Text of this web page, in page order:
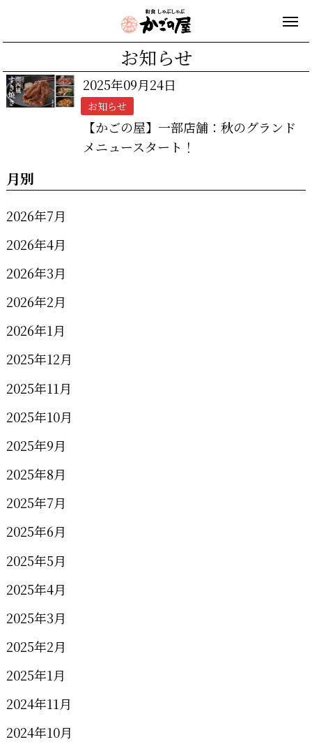
お知らせ
2025年09月24日
お知らせ
【かごの屋】一部店舗：秋のグランド
メニュースタート！
月別
2026年7月
2026年4月
2026年3月
2026年2月
2026年1月
2025年12月
2025年11月
2025年10月
2025年9月
2025年8月
2025年7月
2025年6月
2025年5月
2025年4月
2025年3月
2025年2月
2025年1月
2024年11月
2024年10月